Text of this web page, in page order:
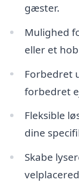
gæster.
Mulighed
eller et
Forbedret
forbedret
Fleksible
dine
Skabe